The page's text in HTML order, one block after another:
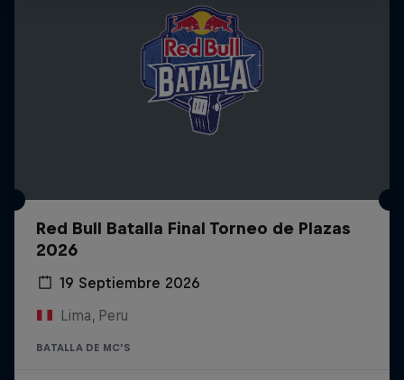
Red Bull Batalla Final Torneo de Plazas
2026
19 Septiembre 2026
Lima, Peru
BATALLA DE MC'S